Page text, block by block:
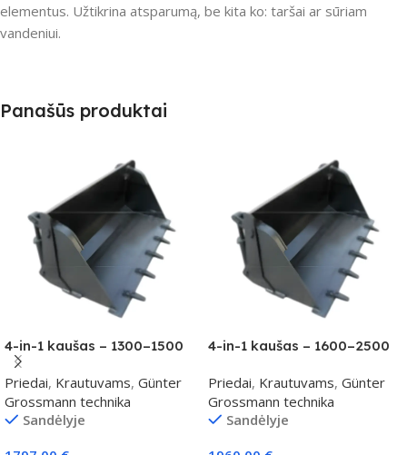
elementus. Užtikrina atsparumą, be kita ko: taršai ar sūriam
vandeniui.
Panašūs produktai
4-in-1 kaušas – 1300–1500
kg klasei
Priedai, Krautuvams, Günter
Grossmann technika
Sandėlyje
4-in-1 kaušas – 1600–2500
Priedai, Krautuvams, Günter
Grossmann technika
Sandėlyje